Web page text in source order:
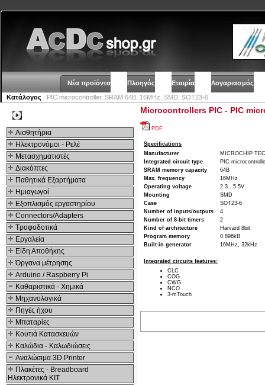
Νέα προϊόντα Πλοηγός Εταιρία
Λογαριασμός
Κατάλογος : PIC microcontroller, SRAM 64B, 16MHz, SMD, SOT23-6
Αισθητήρια
Ηλεκτρονόμοι - Ρελέ
Μετασχηματιστές
Διακόπτες
Παθητικά Εξαρτήματα
Hμιαγωγοί
Εξοπλισμός εργαστηρίου
Connectors/Adapters
Τροφοδοτικά
Εργαλεία
Είδη Αποθήκης
Όργανα μέτρησης
Arduino / Raspberry Pi
Καθαριστικά - Χημικά
Μηχανολογικά
Πηγές ήχου
Μπαταρίες
Κουτιά Κατασκευών
Καλώδια - Καλωδιώσεις
Αναλώσιμα 3D Printer
Πλακέτες - Breadboard
Ηλεκτρονικά ΚΙΤ
Microcontrollers PIC - PIC
PDF
Specifications
Manufacturer
MICROCHIP
Integrated circuit type
PIC
SRAM memory capacity
64B
Max. frequency
16MHz
Operating voltage
2.3...5.5V
Mounting
SMD
Case
SOT23-6
Number of inputs/outputs
4
Number of 8-bit timers
2
Kind of architecture
Harvard 8bit
Program memory
0.896kB
Built-in generator
16MHz, 32kHz
Integrated circuits features:
CLC
COG
CWG
NCO
3-mTouch